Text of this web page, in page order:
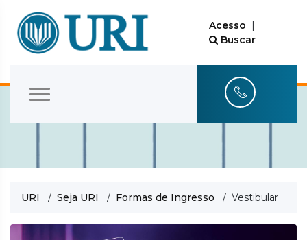
Acesso |
Buscar
URI / Seja URI / Formas de Ingresso / Vestibular